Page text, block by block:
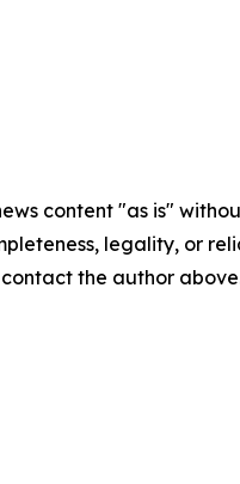
content "as is"
legality, or
the author